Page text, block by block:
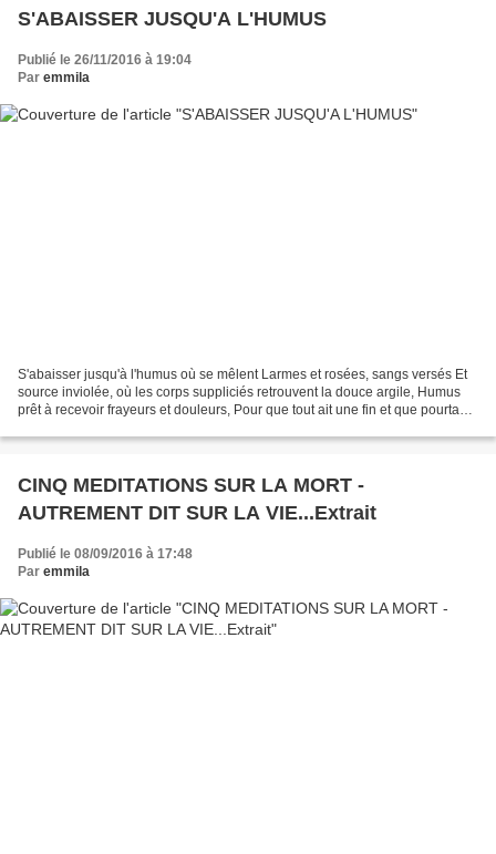
S'ABAISSER JUSQU'A L'HUMUS
Publié le 26/11/2016 à 19:04
Par emmila
S'abaisser jusqu'à l'humus où se mêlent Larmes et rosées, sangs versés Et
source inviolée, où les corps suppliciés retrouvent la douce argile, Humus
prêt à recevoir frayeurs et douleurs, Pour que tout ait une fin et que pourtant
CINQ MEDITATIONS SUR LA MORT -
AUTREMENT DIT SUR LA VIE...Extrait
Publié le 08/09/2016 à 17:48
Par emmila